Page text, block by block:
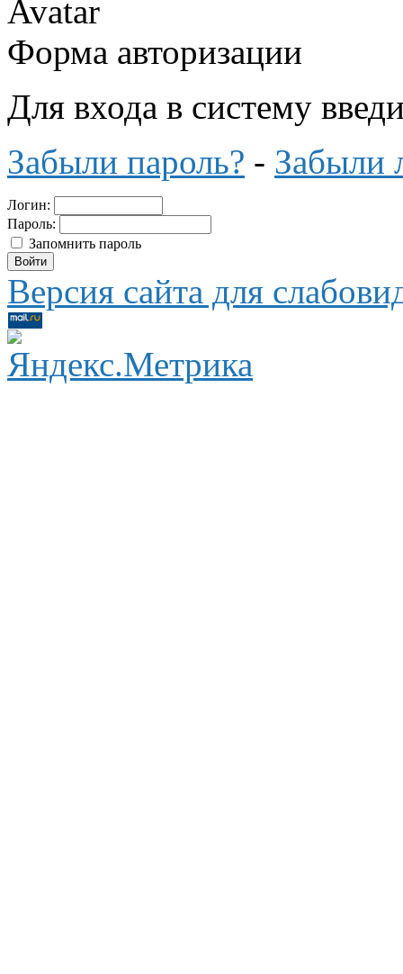
Форма авторизации
Для входа в систему
Забыли пароль? - Забыли
Логин:
Пароль:
Запомнить пароль
Версия сайта для